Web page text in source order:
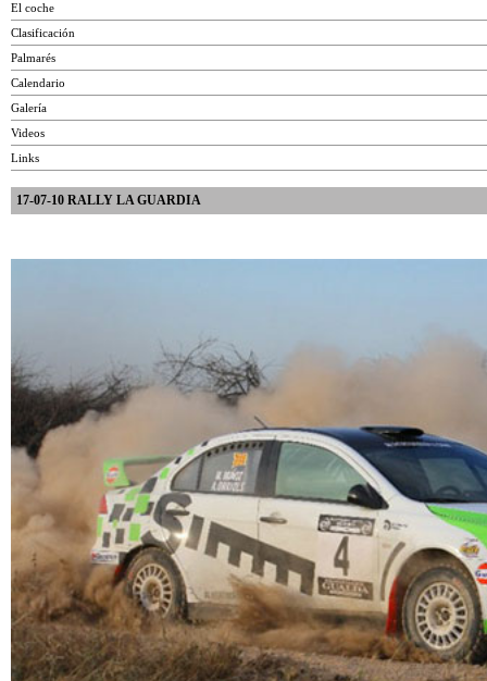
El coche
Clasificación
Palmarés
Calendario
Galería
Videos
Links
17-07-10 RALLY LA GUARDIA